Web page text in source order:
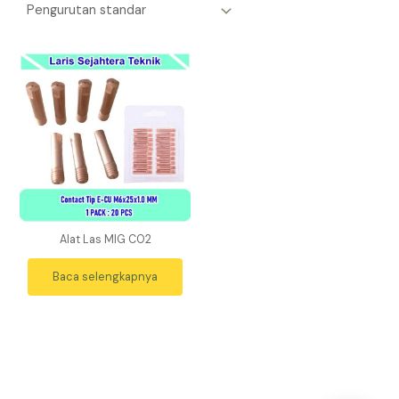
Alat Las MIG CO2
Baca selengkapnya